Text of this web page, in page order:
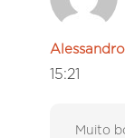
Alessandro
15:21
Muito